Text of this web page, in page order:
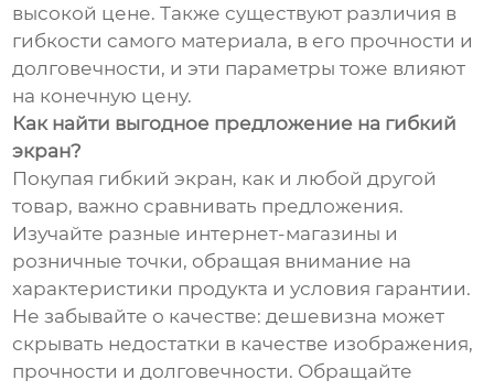
высокой цене. Также существуют различия в
гибкости самого материала, в его прочности и
долговечности, и эти параметры тоже влияют
на конечную цену.
Как найти выгодное предложение на гибкий
экран?
Покупая гибкий экран, как и любой другой
товар, важно сравнивать предложения.
Изучайте разные интернет-магазины и
розничные точки, обращая внимание на
характеристики продукта и условия гарантии.
Не забывайте о качестве: дешевизна может
скрывать недостатки в качестве изображения,
прочности и долговечности. Обращайте